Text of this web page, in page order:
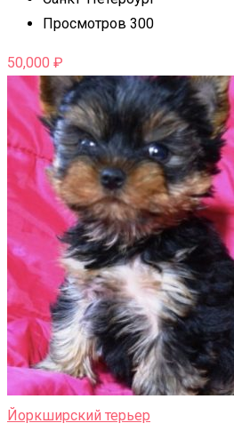
Просмотров 300
50,000 ₽
Йоркширский терьер